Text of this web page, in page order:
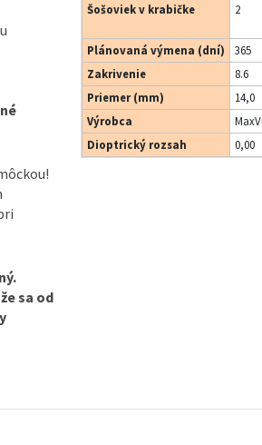
sa od
Šošoviek v krabičke 2
Plánovaná výmena (dní)
365
Zakrivenie
8.6
Priemer (mm)
14,0
Výrobca
Dioptrický rozsah
0,00